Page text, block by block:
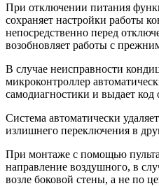
При отключении питания
сохраняет настройки работы
непосредственно перед
возобновляет работы с
В случае неисправности
микроконтроллер
самодиагностики и выдает
Система автоматически
излишнего переключения в
При монтаже с помощью
направление воздушного, в
возле боковой стены, а не по